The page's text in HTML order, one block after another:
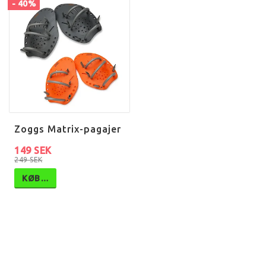
- 40%
Zoggs Matrix-pagajer
249 SEK
149 SEK
KØB…